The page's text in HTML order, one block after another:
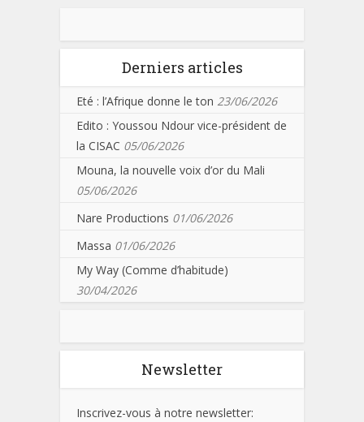
Derniers articles
Eté : l’Afrique donne le ton 23/06/2026
Edito : Youssou Ndour vice-président de
la CISAC 05/06/2026
Mouna, la nouvelle voix d’or du Mali
05/06/2026
Nare Productions 01/06/2026
Massa 01/06/2026
My Way (Comme d’habitude)
30/04/2026
Newsletter
Inscrivez-vous à notre newsletter: